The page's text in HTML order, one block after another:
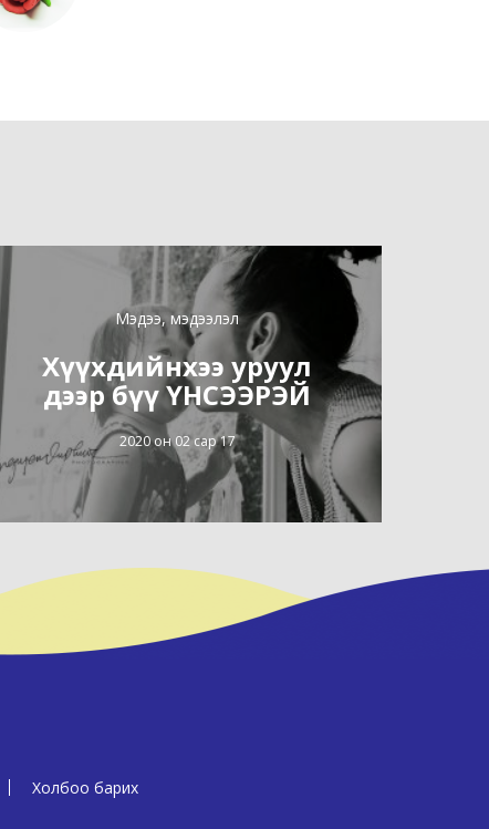
Мэдээ, мэдээлэл
Хүүхдийнхээ уруул
дээр бүү ҮНСЭЭРЭЙ
2020 он 02 сар 17
Холбоо барих